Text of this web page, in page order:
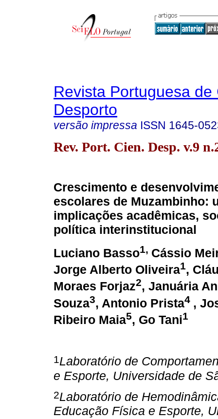
Revista Portuguesa de
Desporto
versão impressa ISSN 1645-
Rev. Port. Cien. Desp. v.9
Crescimento e
escolares de Muzambinho:
implicações acadêmicas,
política interinstitucional
Luciano Basso1, Cássio
Jorge Alberto Oliveira1,
Moraes Forjaz2, Januária
Souza3, Antonio Prista4 ,
Ribeiro Maia5, Go Tani1
1Laboratório de
e Esporte, Universidade de
2Laboratório de
Educação Física e Esporte,